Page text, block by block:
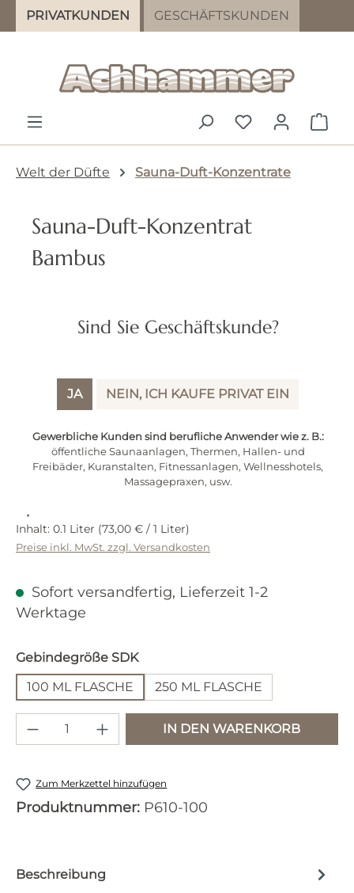
Zum Hauptinhalt springen
PRIVATKUNDEN GESCHÄFTSKUNDEN
Sind Sie Geschäftskunde?
JA NEIN, ICH KAUFE PRIVAT EIN
Gewerbliche Kunden sind berufliche Anwender wie z. B.:
öffentliche Saunaanlagen, Thermen, Hallen- und
Freibäder, Kuranstalten, Fitnessanlagen, Wellnesshotels,
Massagepraxen, usw.
DU HAST 0
Welt der Düfte Sauna-Duft-Konzentrate
Sauna-Duft-Konzentrat
Bambus
Inhalt: 0.1 Liter (73,00 € / 1 Liter)
Preise inkl. MwSt. zzgl. Versandkosten
Sofort versandfertig, Lieferzeit 1-2
Werktage
Gebindegröße SDKauswählen
100 ML FLASCHE
250 ML FLASCHE
Produkt Anzahl: Gib den
IN DEN WARENKORB
Zum Merkzettel hinzufügen
Produktnummer: P610-100
Beschreibung